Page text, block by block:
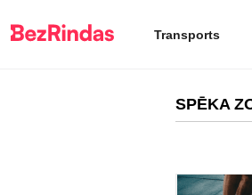
Transports
SPĒKA